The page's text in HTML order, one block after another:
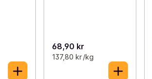
68,90 kr
137,80 kr /kg